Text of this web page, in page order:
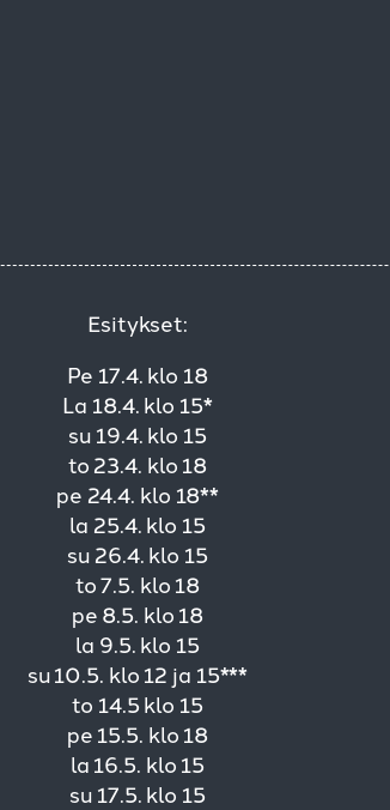
Esitykset:
Pe 17.4. klo 18
La 18.4. klo 15*
su 19.4. klo 15
to 23.4. klo 18
pe 24.4. klo 18**
la 25.4. klo 15
su 26.4. klo 15
to 7.5. klo 18
pe 8.5. klo 18
la 9.5. klo 15
su 10.5. klo 12 ja 15***
to 14.5 klo 15
pe 15.5. klo 18
la 16.5. klo 15
su 17.5. klo 15